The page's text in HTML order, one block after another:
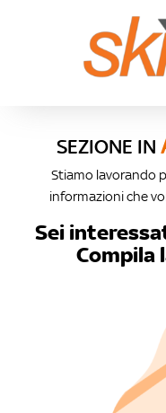
SEZIONE IN
Stiamo lavorando
informazioni che
Sei
Compila